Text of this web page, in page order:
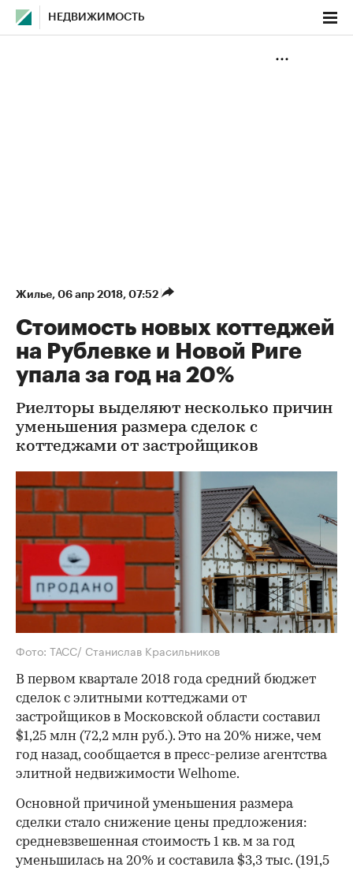
НЕДВИЖИМОСТЬ
Жилье⁠, 06 апр 2018, 07:52
Стоимость новых коттеджей
на Рублевке и Новой Риге
упала за год на 20%
Риелторы выделяют несколько причин
уменьшения размера сделок с
коттеджами от застройщиков
Фото: ТАСС/ Станислав Красильников
В первом квартале 2018 года средний бюджет
сделок с элитными коттеджами от
застройщиков в Московской области составил
$1,25 млн (72,2 млн руб.). Это на 20% ниже, чем
год назад, сообщается в пресс-релизе агентства
элитной недвижимости Welhome.
Основной причиной уменьшения размера
сделки стало снижение цены предложения:
средневзвешенная стоимость 1 кв. м за год
уменьшилась на 20% и составила $3,3 тыс. (191,5